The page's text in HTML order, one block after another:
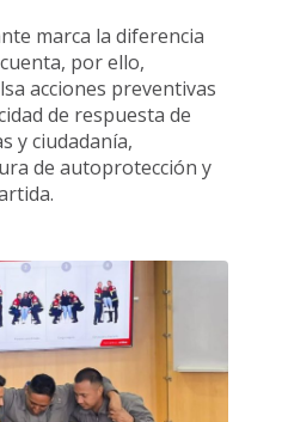
marca la diferencia
por ello,
acciones preventivas
de respuesta de
y ciudadanía,
de autoprotección y